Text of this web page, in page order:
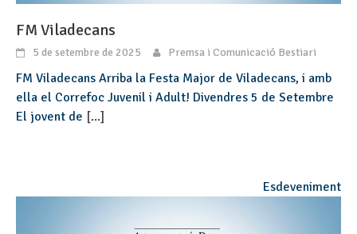
FM Viladecans
5 de setembre de 2025 Premsa i Comunicació Bestiari
FM Viladecans Arriba la Festa Major de Viladecans, i amb
ella el Correfoc Juvenil i Adult! Divendres 5 de Setembre
El jovent de [...]
Esdeveniment